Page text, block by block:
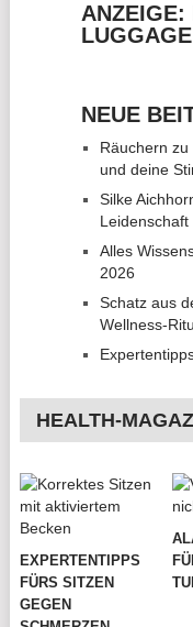
ANZEIGE:
LUGGAGE
NEUE
Räuchern
und deine
Silke
Alles
2026
Schatz aus
Wellness-
HEALTH-
EXPERTENTIPPS
FÜRS SITZEN
GEGEN